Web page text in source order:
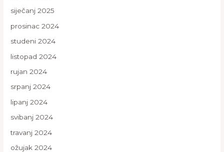
siječanj 2025
prosinac 2024
studeni 2024
listopad 2024
rujan 2024
srpanj 2024
lipanj 2024
svibanj 2024
travanj 2024
ožujak 2024